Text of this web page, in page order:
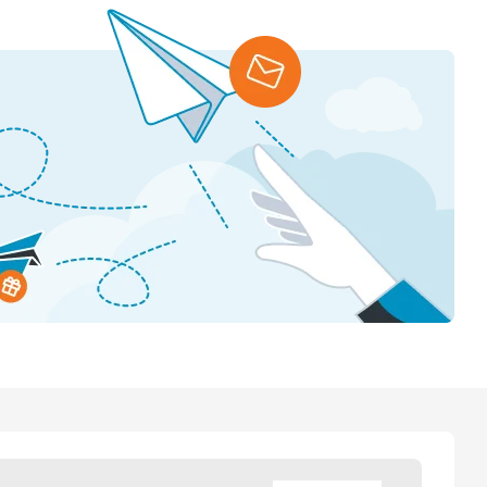
ook altijd even contact met ons opnemen als je hier
dat goed schoon te houden is en waarmee je er op
enige wat we bij Horecagemak verkopen. Alles wat je
een kijkje om te zien wat wij te bieden hebben dat
ervoor dat alles zo snel mogelijk bij je wordt afgeleverd.